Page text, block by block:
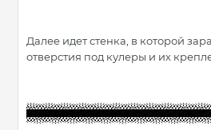
Далее идет стенка, в которой
отверстия под кулеры и их